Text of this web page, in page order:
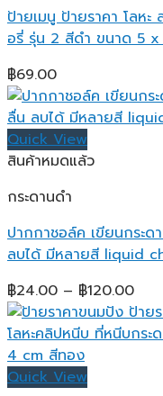
ป้ายเมนู ป้ายราคา โลห
อรี่ รุ่น 2 สีดำ ขนาด 5
฿69.00
Quick View
สินค้าหมดแล้ว
กระดานดำ
ปากกาชอล์ค เขียนกระด
ลบได้ มีหลายสี liquid
฿24.00 – ฿120.00Price
฿
Quick View